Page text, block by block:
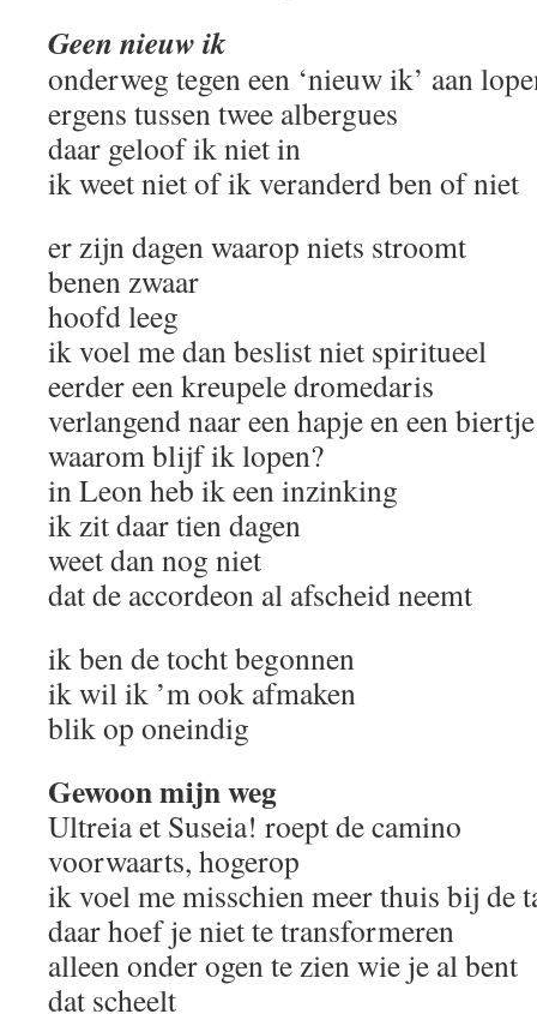
Geen nieuw ik
onderweg tegen een ‘nieuw ik’ aan
ergens tussen twee albergues
daar geloof ik niet in
ik weet niet of ik veranderd ben of niet
er zijn dagen waarop niets stroomt
benen zwaar
hoofd leeg
ik voel me dan beslist niet spiritueel
eerder een kreupele dromedaris
verlangend naar een hapje en een biertje
waarom blijf ik lopen?
in Leon heb ik een inzinking
ik zit daar tien dagen
weet dan nog niet
dat de accordeon al afscheid neemt
ik ben de tocht begonnen
ik wil ik ’m ook afmaken
blik op oneindig
Gewoon mijn weg
Ultreia et Suseia! roept de camino
voorwaarts, hogerop
ik voel me misschien meer thuis bij de
daar hoef je niet te transformeren
alleen onder ogen te zien wie je al bent
dat scheelt